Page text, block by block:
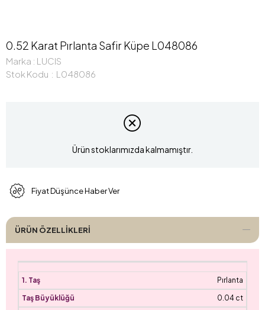
0.52 Karat Pırlanta Safir Küpe L048086
Marka : LUCIS
Stok Kodu
L048086
Ürün stoklarımızda kalmamıştır.
Fiyat Düşünce Haber Ver
ÜRÜN ÖZELLIKLERI
Pırlanta
0.04 ct